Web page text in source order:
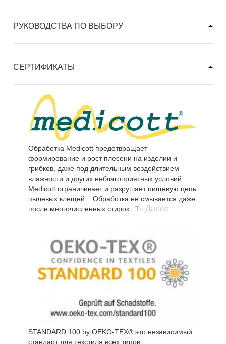
РУКОВОДСТВА ПО ВЫБОРУ
СЕРТИФИКАТЫ
Обработка Medicott предотвращает
формирование и рост плесени на изделии и
грибков, даже под длительным воздействием
влажности и других неблагоприятных условий.
Medicott ограничивает и разрушает пищевую цепь
пылевых клещей. Обработка не смывается даже
после многочисленных стирок. Текстиль,
Далее
STANDARD 100 by OEKO-TEX® это независимый
стандарт для текстиля всех типов,